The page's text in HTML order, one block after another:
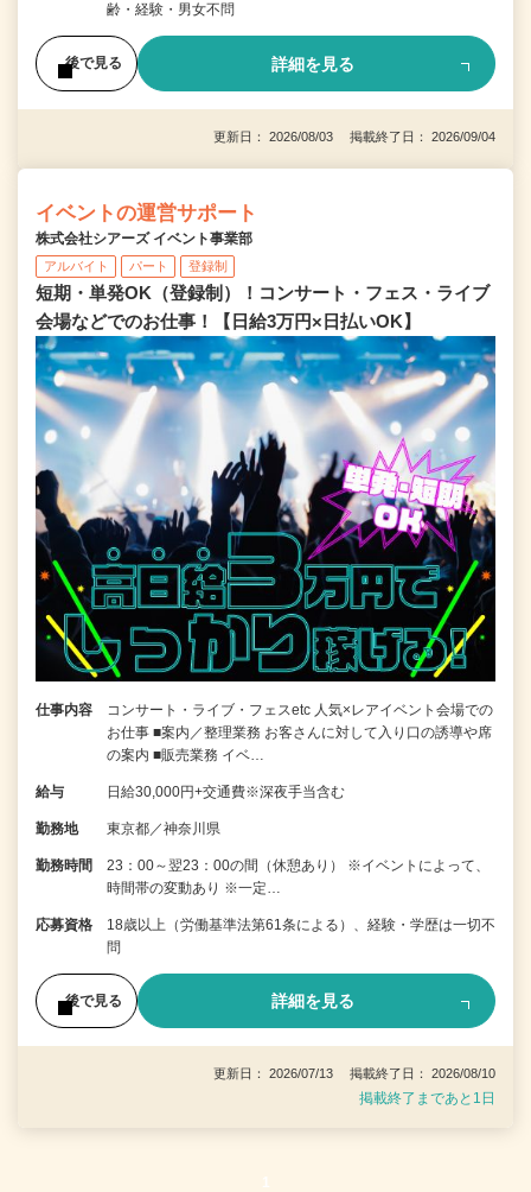
齢・経験・男女不問
後で見る 詳細を見る
更新日： 2026/08/03 掲載終了日： 2026/09/04
イベントの運営サポート
株式会社シアーズ イベント事業部
アルバイト パート 登録制
短期・単発OK（登録制）！コンサート・フェス・ライブ
会場などでのお仕事！【日給3万円×日払いOK】
仕事内容
コンサート・ライブ・フェスetc 人気×レアイベント会場での
お仕事 ■案内／整理業務 お客さんに対して入り口の誘導や席
の案内 ■販売業務 イベ…
給与 日給30,000円+交通費※深夜手当含む
勤務地 東京都／神奈川県
勤務時間
23：00～翌23：00の間（休憩あり） ※イベントによって、
時間帯の変動あり ※一定…
応募資格
18歳以上（労働基準法第61条による）、経験・学歴は一切不
問
後で見る 詳細を見る
更新日： 2026/07/13 掲載終了日： 2026/08/10
掲載終了まであと1日
1